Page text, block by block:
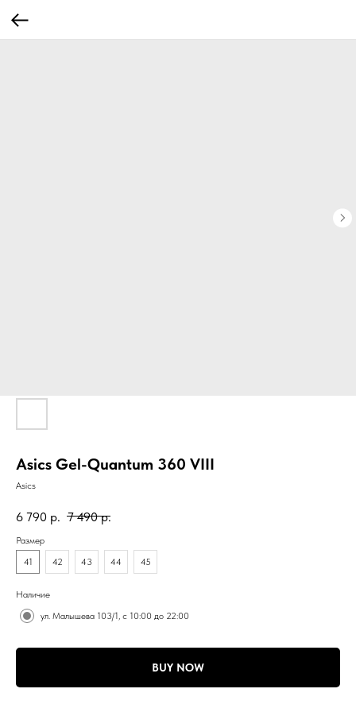
Asics Gel-Quantum 360 VIII
Asics
6 790 р. 7 490 р.
Размер
41
42 43 44 45
Наличие
ул. Малышева 103/1, с 10:00 до 22:00
BUY NOW